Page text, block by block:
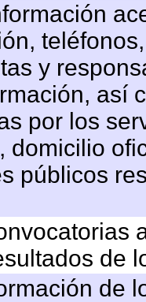
y
así
por los
domicilio
públicos
de
de